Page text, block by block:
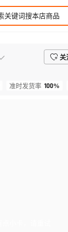
关
准时发货率 100%